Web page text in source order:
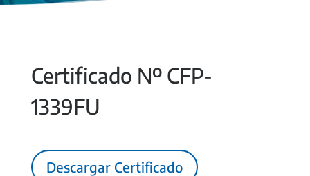
Certificado Nº CFP-
1339FU
Descargar Certificado